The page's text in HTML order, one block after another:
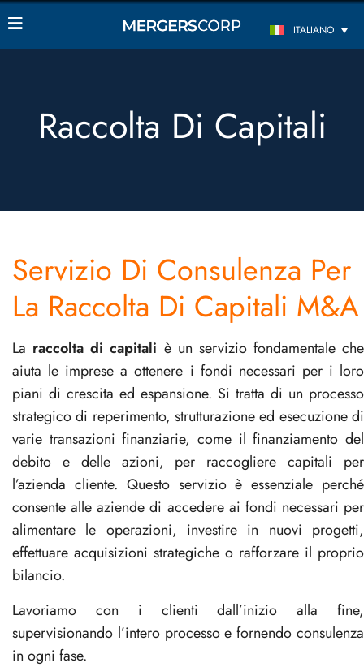
ITALIANO
Raccolta Di Capitali
Servizio Di Consulenza Per
La Raccolta Di Capitali M&A
La raccolta di capitali è un servizio fondamentale che
aiuta le imprese a ottenere i fondi necessari per i loro
piani di crescita ed espansione. Si tratta di un processo
strategico di reperimento, strutturazione ed esecuzione di
varie transazioni finanziarie, come il finanziamento del
debito e delle azioni, per raccogliere capitali per
l’azienda cliente. Questo servizio è essenziale perché
consente alle aziende di accedere ai fondi necessari per
alimentare le operazioni, investire in nuovi progetti,
effettuare acquisizioni strategiche o rafforzare il proprio
bilancio.
Lavoriamo con i clienti dall’inizio alla fine,
supervisionando l’intero processo e fornendo consulenza
in ogni fase.